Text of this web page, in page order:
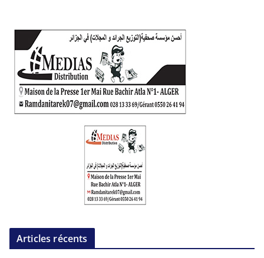
Articles récents